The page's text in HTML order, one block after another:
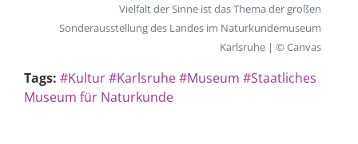
Vielfalt der Sinne ist das Thema der großen
Sonderausstellung des Landes im Naturkundemuseum
Karlsruhe | © Canvas
Tags: #Kultur#Karlsruhe#Museum #Staatliches
Museum für Naturkunde